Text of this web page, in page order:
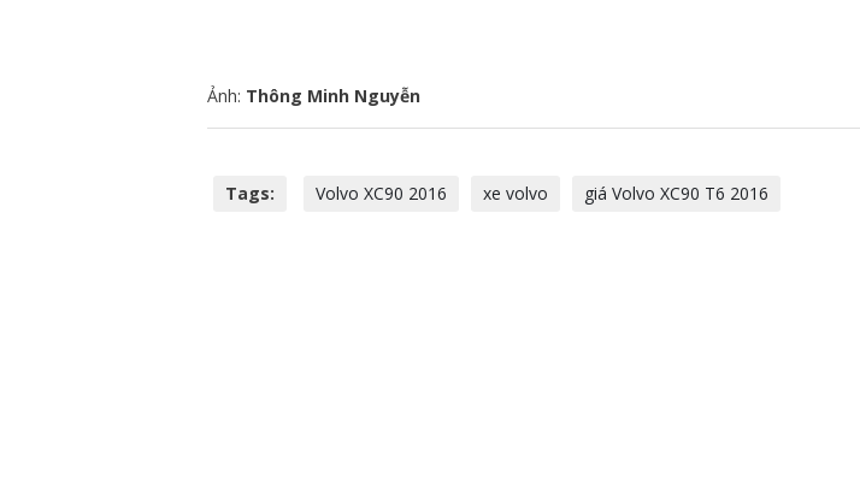
Ảnh: Thông Minh Nguyễn
Tags: Volvo XC90 2016 xe volvo giá Volvo XC90 T6 2016